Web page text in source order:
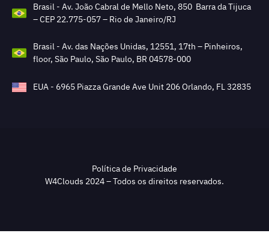
Brasil - Av. João Cabral de Mello Neto, 850 Barra da Tijuca
– CEP 22.775-057 – Rio de Janeiro/RJ
Brasil - Av. das Nações Unidas, 12551, 17th – Pinheiros,
floor, São Paulo, São Paulo, BR 04578-000
EUA - 6965 Piazza Grande Ave Unit 206 Orlando, FL 32835
W4Clouds 2024 – Todos os direitos reservados.
Política de Privacidade